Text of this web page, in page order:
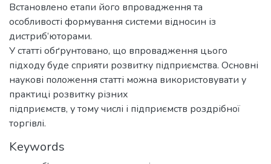
Встановлено етапи його впровадження та
особливості формування системи відносин із
дистриб’юторами.
У статті обґрунтовано, що впровадження цього
підходу буде сприяти розвитку підприємства. Основні
наукові положення статті можна використовувати у
практиці розвитку різних
підприємств, у тому числі і підприємств роздрібної
торгівлі.
Keywords